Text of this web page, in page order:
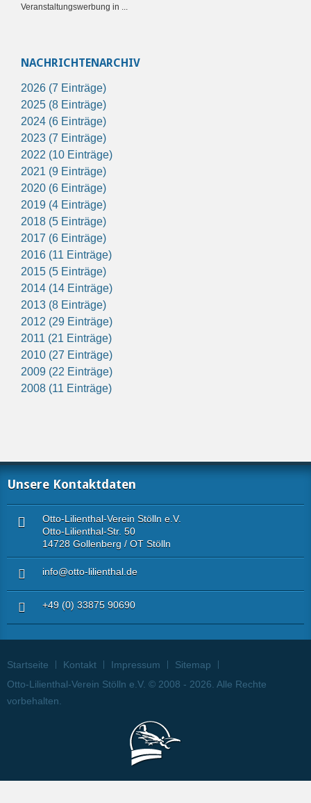
Veranstaltungswerbung in ...
NACHRICHTENARCHIV
2026 (7 Einträge)
2025 (8 Einträge)
2024 (6 Einträge)
2023 (7 Einträge)
2022 (10 Einträge)
2021 (9 Einträge)
2020 (6 Einträge)
2019 (4 Einträge)
2018 (5 Einträge)
2017 (6 Einträge)
2016 (11 Einträge)
2015 (5 Einträge)
2014 (14 Einträge)
2013 (8 Einträge)
2012 (29 Einträge)
2011 (21 Einträge)
2010 (27 Einträge)
2009 (22 Einträge)
2008 (11 Einträge)
Unsere Kontaktdaten
Otto-Lilienthal-Verein Stölln e.V.
Otto-Lilienthal-Str. 50
14728 Gollenberg / OT Stölln
info@otto-lilienthal.de
+49 (0) 33875 90690
Startseite Kontakt Impressum
Sitemap
Otto-Lilienthal-Verein Stölln e.V. © 2008 - 2026. Alle Rechte
vorbehalten.